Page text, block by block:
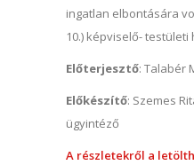
ingatlan elbontására
10.) képviselő-
Előterjesztő: Talabér
Előkészítő: Szemes
ügyintéző
A részletekről a